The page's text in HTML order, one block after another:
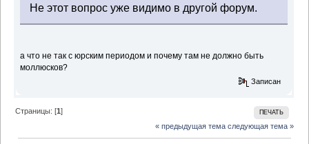
Не этот вопрос уже видимо в другой форум.
а что не так с юрским периодом и почему там не должно быть
моллюсков?
Записан
ПЕЧАТЬ
Страницы: [1]
« предыдущая тема следующая тема »